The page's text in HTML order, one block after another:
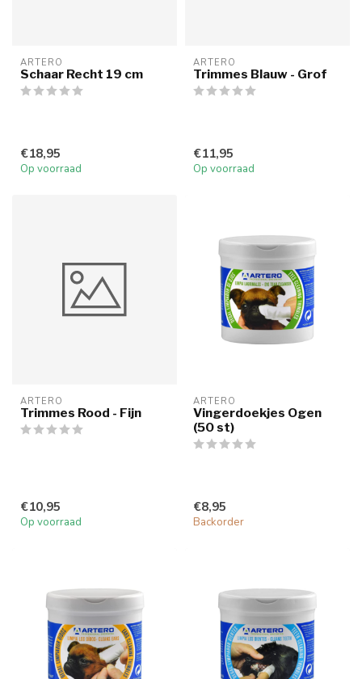
ARTERO
Schaar Recht 19 cm
€18,95
Op voorraad
ARTERO
Trimmes Blauw - Grof
€11,95
Op voorraad
ARTERO
Trimmes Rood - Fijn
€10,95
Op voorraad
ARTERO
Vingerdoekjes Ogen
(50 st)
€8,95
Backorder